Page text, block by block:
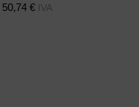
50,74 € IVA